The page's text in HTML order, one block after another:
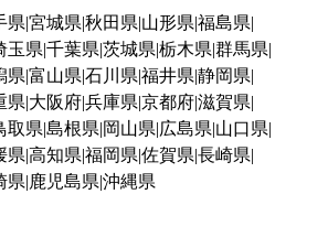
県 宮城県 秋田県 山形県 福島県
玉県 千葉県 茨城県 栃木県 群馬県
県 富山県 石川県 福井県 静岡県
県 大阪府兵庫県 京都府滋賀県
取県 島根県 岡山県 広島県 山口県
県 高知県 福岡県 佐賀県 長崎県
県 鹿児島県 沖縄県